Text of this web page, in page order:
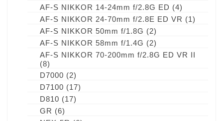
AF-S NIKKOR 14-24mm f/2.8G ED (4)
AF-S NIKKOR 24-70mm f/2.8E ED VR (1)
AF-S NIKKOR 50mm f/1.8G (2)
AF-S NIKKOR 58mm f/1.4G (2)
AF-S NIKKOR 70-200mm f/2.8G ED VR II
(8)
D7000 (2)
D7100 (17)
D810 (17)
GR (6)